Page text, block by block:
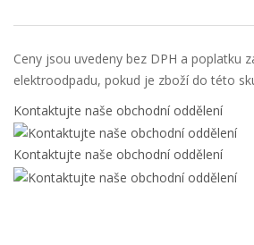
Ceny jsou uvedeny bez DPH a poplatku
elektroodpadu, pokud je zboží do této
Kontaktujte naše obchodní oddělení
Kontaktujte naše obchodní oddělení